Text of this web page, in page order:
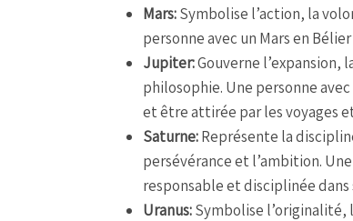
Mars:Symbolise l’action, la
personne avec un Mars en
Jupiter:Gouverne l’expansion,
philosophie. Une personne
et être attirée par les voyages
Saturne:Représente la
persévérance et l’ambition.
responsable et disciplinée dans
Uranus:Symbolise l’originalité,